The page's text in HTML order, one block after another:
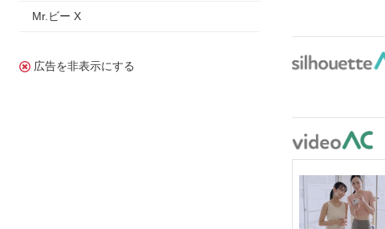
Mr.ビー X
広告を非表示にする